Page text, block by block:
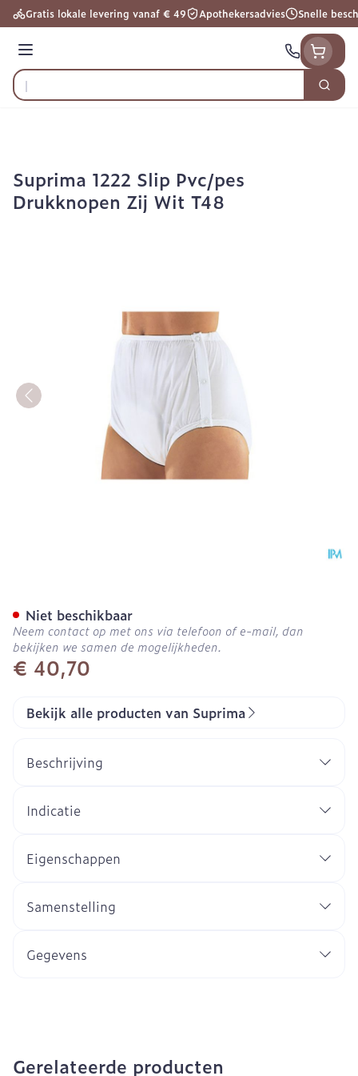
Ga naar de inhoud
Gratis lokale levering vanaf € 49 Apothekersadvies Snelle
Menu
Product, merk, categorie...
Zoek
Suprima 1222 Slip Pvc/pes
Drukknopen Zij Wit T48
€ 40,70
Niet beschikbaar
Neem contact op met ons via telefoon of e-mail, dan
bekijken we samen de mogelijkheden.
Bekijk alle producten van Suprima
Beschrijving
Indicatie
Eigenschappen
Samenstelling
Gegevens
Gerelateerde producten